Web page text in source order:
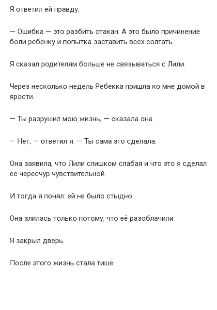
Я ответил ей правду:
— Ошибка — это разбить стакан. А это было причинение
боли ребёнку и попытка заставить всех солгать.
Я сказал родителям больше не связываться с Лили.
Через несколько недель Ребекка пришла ко мне домой в
ярости.
— Ты разрушил мою жизнь, — сказала она.
— Нет, — ответил я. — Ты сама это сделала.
Она заявила, что Лили слишком слабая и что это я сделал
её чересчур чувствительной.
И тогда я понял: ей не было стыдно.
Она злилась только потому, что её разоблачили.
Я закрыл дверь.
После этого жизнь стала тише.